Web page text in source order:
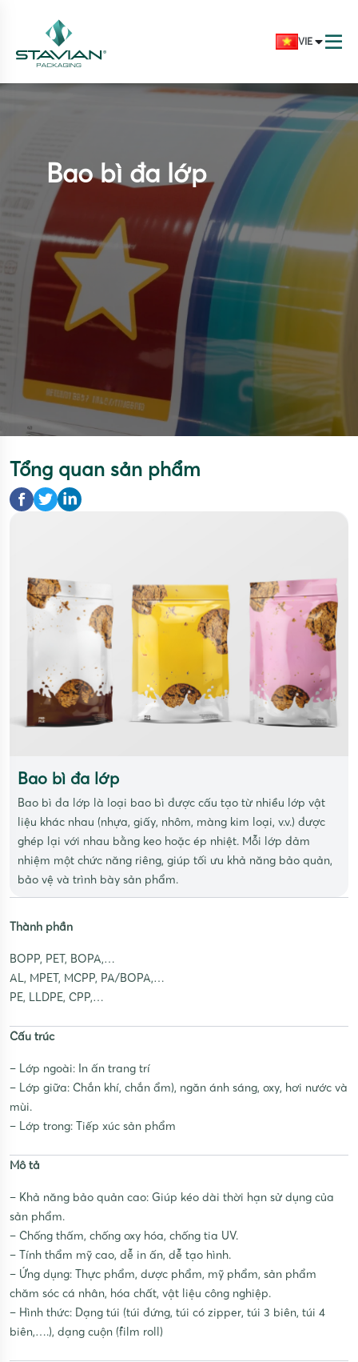
VIE
Bao bì đa lớp
Tổng quan sản phẩm
Bao bì đa lớp
Bao bì đa lớp là loại bao bì được cấu tạo từ nhiều lớp vật
liệu khác nhau (nhựa, giấy, nhôm, màng kim loại, v.v.) được
ghép lại với nhau bằng keo hoặc ép nhiệt. Mỗi lớp đảm
nhiệm một chức năng riêng, giúp tối ưu khả năng bảo quản,
bảo vệ và trình bày sản phẩm.
Thành phần
BOPP, PET, BOPA,…
AL, MPET, MCPP, PA/BOPA,…
PE, LLDPE, CPP,…
Cấu trúc
– Lớp ngoài: In ấn trang trí
– Lớp giữa: Chắn khí, chắn ẩm), ngăn ánh sáng, oxy, hơi nước và
mùi.
– Lớp trong: Tiếp xúc sản phẩm
Mô tả
– Khả năng bảo quản cao: Giúp kéo dài thời hạn sử dụng của
sản phẩm.
– Chống thấm, chống oxy hóa, chống tia UV.
– Tính thẩm mỹ cao, dễ in ấn, dễ tạo hình.
– Ứng dụng: Thực phẩm, dược phẩm, mỹ phẩm, sản phẩm
chăm sóc cá nhân, hóa chất, vật liệu công nghiệp.
– Hình thức: Dạng túi (túi đứng, túi có zipper, túi 3 biên, túi 4
biên,….), dạng cuộn (film roll)